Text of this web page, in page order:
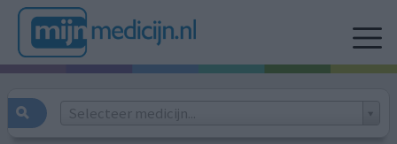
Selecteer medicijn...